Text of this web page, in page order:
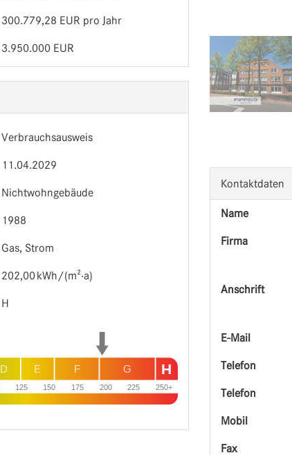
Kontaktdaten
Name
Firma
Anschrift
E-Mail
Telefon
Telefon
Mobil
Fax
300.779,28 EUR pro Jahr
3.950.000 EUR
Verbrauchs­ausweis
11.04.2029
Nichtwohngebäude
1988
Gas, Strom
202,00 kWh/(m²·a)
H
125 150 175 200 225 250+
G
F
E
D H